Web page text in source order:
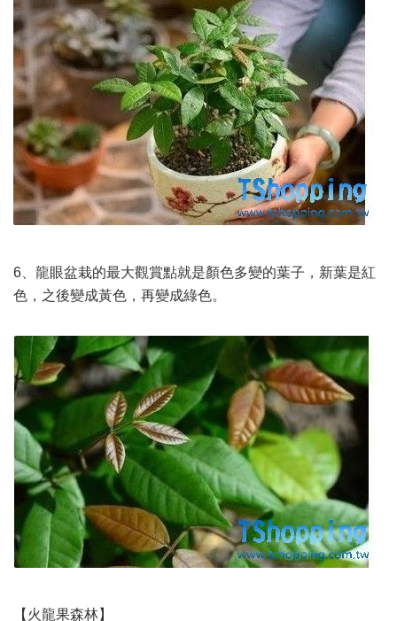
6、龍眼盆栽的最大觀賞點就是顏色多變的葉子，新葉是紅
色，之後變成黃色，再變成綠色。
【火龍果森林】